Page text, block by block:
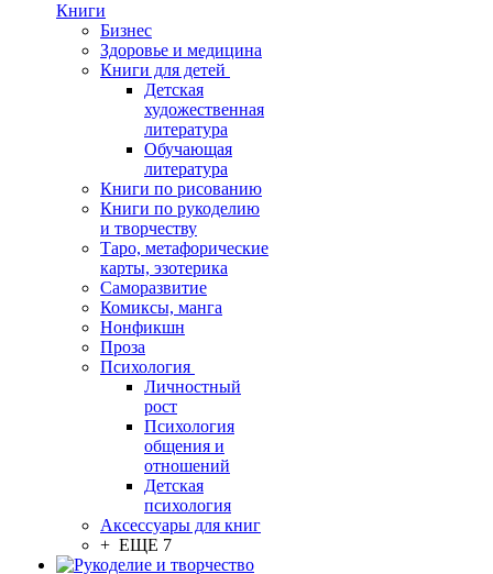
Книги
Бизнес
Здоровье и медицина
Книги для детей
Детская
художественная
литература
Обучающая
литература
Книги по рисованию
Книги по рукоделию
и творчеству
Таро, метафорические
карты, эзотерика
Саморазвитие
Комиксы, манга
Нонфикшн
Проза
Психология
Личностный
рост
Психология
общения и
отношений
Детская
психология
Аксессуары для книг
+ ЕЩЕ 7